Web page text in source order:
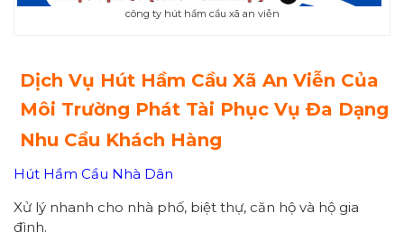
công ty hút hầm cầu xã an viễn
Dịch Vụ Hút Hầm Cầu Xã An Viễn Của
Môi Trường Phát Tài Phục Vụ Đa Dạng
Nhu Cầu Khách Hàng
Hút Hầm Cầu Nhà Dân
Xử lý nhanh cho nhà phố, biệt thự, căn hộ và hộ gia
đình.